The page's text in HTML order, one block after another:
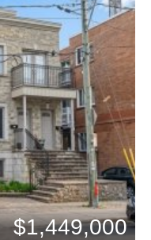
Bains: 1
$1,449,000